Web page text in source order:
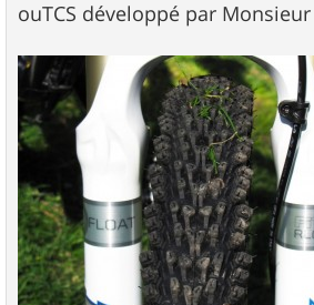
ouTCS développé par